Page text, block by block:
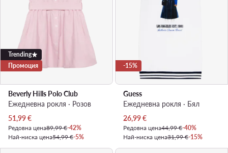
Trending
Промоция
Beverly Hills Polo Club
Ежедневна рокля · Розов
Актуална цена
51,99€
Редовна цена89,99 €-42%
Най-ниска цена54,99 €-5%
-15%
Guess
Ежедневна рокля · Бял
Актуална цена
26,99€
Редовна цена44,99 €-40%
Най-ниска цена31,99 €-15%